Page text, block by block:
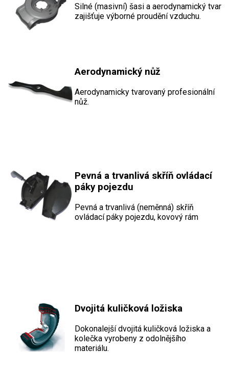
Silné (masivní) šasi a aerodynamický tvar
zajišťuje výborné proudění vzduchu.
Aerodynamický nůž
Aerodynamicky tvarovaný profesionální
nůž.
Pevná a trvanlivá skříň ovládací
páky pojezdu
Pevná a trvanlivá (neměnná) skříň
ovládací páky pojezdu, kovový rám
Dvojitá kuličková ložiska
Dokonalejší dvojitá kuličková ložiska a
kolečka vyrobeny z odolnějšího
materiálu.